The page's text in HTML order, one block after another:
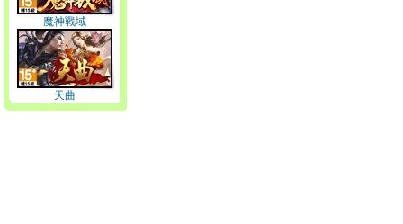
魔神戰域
天曲